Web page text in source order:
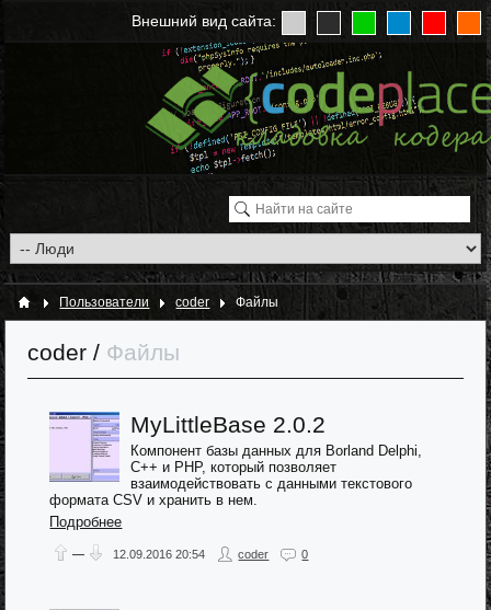
Внешний вид сайта:
Пользователи coder Файлы
coder / Файлы
MyLittleBase 2.0.2
Компонент базы данных для Borland Delphi,
C++ и PHP, который позволяет
взаимодействовать с данными текстового
формата CSV и хранить в нем.
Подробнее
— 12.09.2016 20:54 coder 0